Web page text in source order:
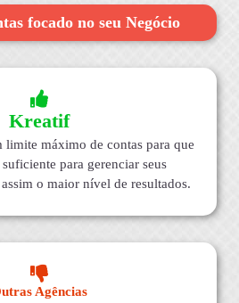
focado no seu Negócio
Kreatif
limite máximo de contas para que
para gerenciar seus
o maior nível de resultados.
Agências